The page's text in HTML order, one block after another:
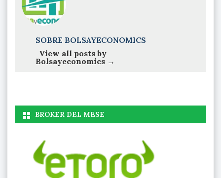
SOBRE BOLSAYECONOMICS
View all posts by
Bolsayeconomics →
BROKER DEL MESE